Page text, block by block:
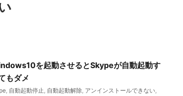
を起動させるとSkypeが自動起動す
もダメ
, 自動起動停止, 自動起動解除, アンインストールできない,